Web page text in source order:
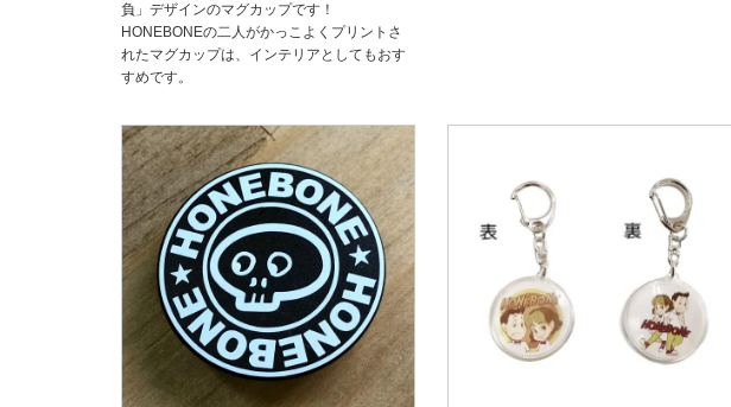
負」デザインのマグカップです！
HONEBONEの二人がかっこよくプリントさ
れたマグカップは、インテリアとしてもおす
すめです。